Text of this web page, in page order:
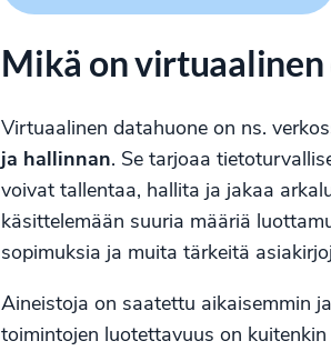
Mikä on virtuaalinen
Virtuaalinen datahuone on ns.
ja hallinnan. Se tarjoaa
voivat tallentaa, hallita ja jakaa
käsittelemään suuria määriä
sopimuksia ja muita tärkeitä
Aineistoja on saatettu aikaisemmin
toimintojen luotettavuus on